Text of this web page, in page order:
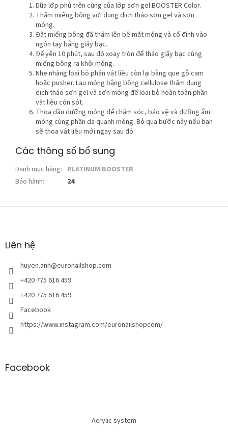
Dũa lớp phủ trên cùng của lớp sơn gel BOOSTER Color.
Thấm miếng bông với dung dịch tháo sơn gel và sơn
móng.
Đặt miếng bông đã thấm lên bề mặt móng và cố định vào
ngón tay bằng giấy bạc.
Để yên 10 phút, sau đó xoay tròn để tháo giấy bạc cùng
miếng bông ra khỏi móng.
Nhẹ nhàng loại bỏ phần vật liệu còn lại bằng que gỗ cam
hoặc pusher. Lau móng bằng bông cellulose thấm dung
dịch tháo sơn gel và sơn móng để loại bỏ hoàn toàn phần
vật liệu còn sót.
Thoa dầu dưỡng móng để chăm sóc, bảo vệ và dưỡng ẩm
móng cùng phần da quanh móng. Bỏ qua bước này nếu bạn
sẽ thoa vật liệu mới ngay sau đó.
Các thông số bổ sung
Danh mục hàng: PLATINUM BOOSTER
Bảo hành: 24
C
nLiên hệ
huyen.anh@euronailshop.com
+420 775 616 459
+420 775 616 459
Facebook
https://www.instagram.com/euronailshopcom/
Facebook
Acrylic system